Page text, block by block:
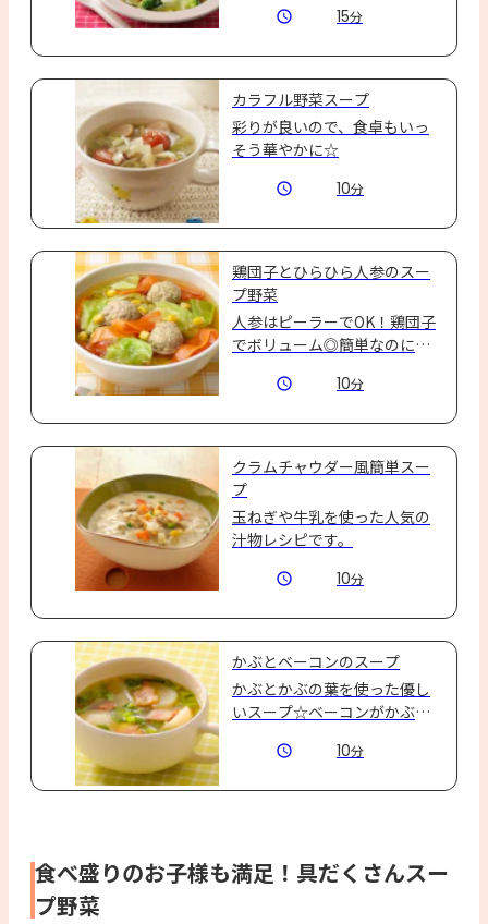
っかり摂れるスープ野菜。
15分
カラフル野菜スープ
彩りが良いので、食卓もいっ
そう華やかに☆
10分
鶏団子とひらひら人参のスー
プ野菜
人参はピーラーでOK！鶏団子
でボリューム◎簡単なのに家
10分
クラムチャウダー風簡単スー
プ
玉ねぎや牛乳を使った人気の
汁物レシピです。
10分
かぶとベーコンのスープ
かぶとかぶの葉を使った優し
いスープ☆ベーコンがかぶの
る味☆
10分
食べ盛りのお子様も満足！具だくさんスー
プ野菜